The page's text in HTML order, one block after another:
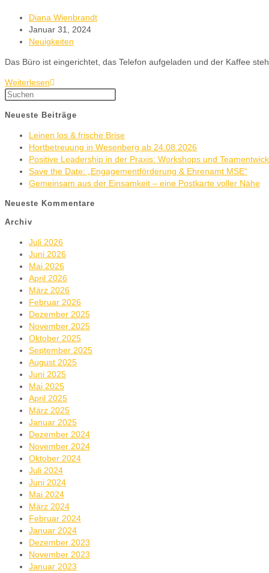
Diana Wienbrandt
Januar 31, 2024
Neuigkeiten
Das Büro ist eingerichtet, das Telefon aufgeladen und der Kaffee
Weiterlesen
Neueste Beiträge
Leinen los & frische Brise
Hortbetreuung in Wesenberg ab 24.08.2026
Positive Leadership in der Praxis: Workshops und
Save the Date: „Engagementförderung & Ehrenamt MSE“
Gemeinsam aus der Einsamkeit – eine Postkarte voller Nähe
Neueste Kommentare
Archiv
Juli 2026
Juni 2026
Mai 2026
April 2026
März 2026
Februar 2026
Dezember 2025
November 2025
Oktober 2025
September 2025
August 2025
Juni 2025
Mai 2025
April 2025
März 2025
Januar 2025
Dezember 2024
November 2024
Oktober 2024
Juli 2024
Juni 2024
Mai 2024
März 2024
Februar 2024
Januar 2024
Dezember 2023
November 2023
Januar 2023